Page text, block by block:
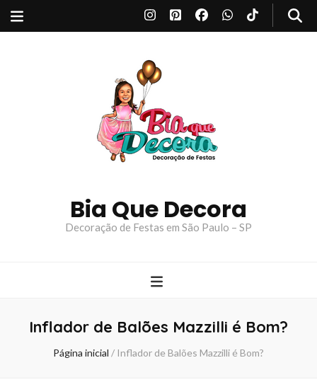
Bia Que Decora
Decoração de Festas em São Paulo – SP
Inflador de Balões Mazzilli é Bom?
Página inicial / Inflador de Balões Mazzilli é Bom?